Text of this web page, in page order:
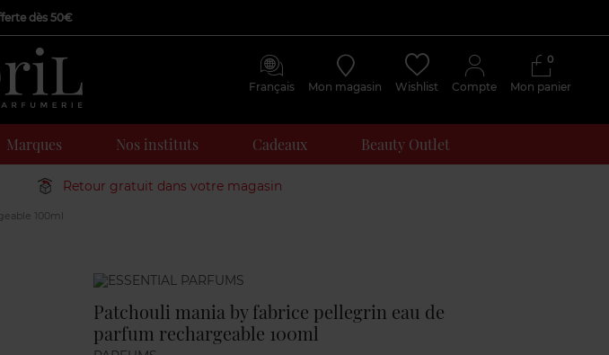
dès 50€
Français Mon magasin Wishlist Compte Mon panier
0
Marques Nos instituts Cadeaux Beauty Outlet
Retour gratuit dans votre magasin
100ml
Marque
clients
Patchouli mania by fabrice pellegrin eau de
parfum rechargeable 100ml